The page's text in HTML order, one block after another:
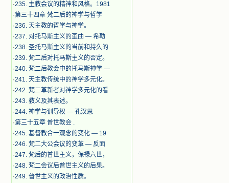
·235. 主教会议的精神和风格。1981
·第三十四章 梵二后的神学与哲学
·236. 天主教的哲学与神学。
·237. 对托马斯主义的歪曲 — 希勒
·238. 圣托马斯主义的当前和持久的
·239. 梵二后对托马斯主义的否定。
·240. 梵二后教会中的托马斯神学 —
·241. 天主教传统中的神学多元化。
·242. 梵二革新者对神学多元化的看
·243. 教义及其表述。
·244. 神学与训导权 — 孔汉思
·第三十五章 普世教会 .
·245. 基督教合一观念的变化 — 19
·246. 梵二大公会议的变革 — 反面
·247. 梵后的普世主义，保禄六世，
·248. 梵二会议后普世主义的后果。
·249. 普世主义的政治性质。